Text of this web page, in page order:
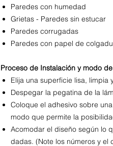
Paredes con humedad
Grietas - Paredes sin estucar
Paredes corrugadas
Paredes con papel de
Proceso de Instalación y modo
Elija una superficie lisa, limpia
Despegar la pegatina de la
Coloque el adhesivo sobre
modo que permite la
Acomodar el diseño según lo
dadas. (Note los números y el